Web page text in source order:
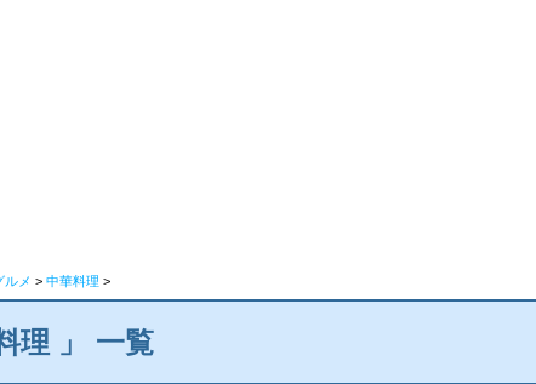
ルメ > 中華料理 >
理 」 一覧